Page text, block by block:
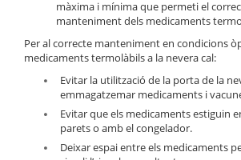
màxima i mínima que permeti el
manteniment dels medicaments
Per al correcte manteniment en condicions
medicaments termolàbils a la nevera cal:
Evitar la utilització de la porta de la
emmagatzemar medicaments i
Evitar que els medicaments estiguin
parets o amb el congelador.
Deixar espai entre els medicaments